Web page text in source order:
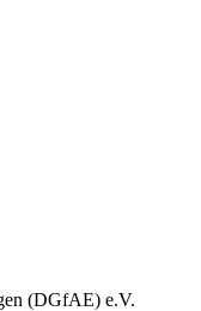
(DGfAE) e.V.